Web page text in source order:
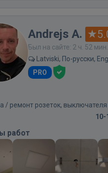
Andrejs A.
Был на сайте: 2 ч. 52
Latviski, По-русски,
PRO
/ ремонт розеток, выключателя
10-
работ